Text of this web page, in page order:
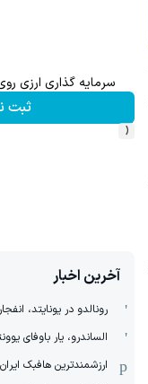
سرمایه گذاری ارزی
ثبت
‹
آخرین اخبار
رونالدو در یونایتد،
الساندرو، یار باوفای
ارزشمندترین هافبک